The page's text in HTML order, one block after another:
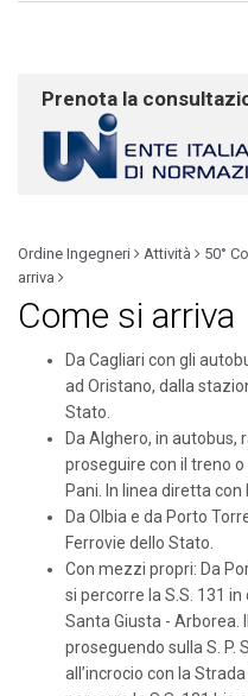
Prenota la
Ordine Ingegneri Attività 50°
arriva
Come si arriva
Da Cagliari con gli
ad Oristano, dalla
Stato.
Da Alghero, in autobus,
proseguire con il treno
Pani. In linea diretta
Da Olbia e da Porto
Ferrovie dello Stato.
Con mezzi propri: Da
si percorre la S.S. 131
Santa Giusta - Arborea.
proseguendo sulla S. P.
all’incrocio con la